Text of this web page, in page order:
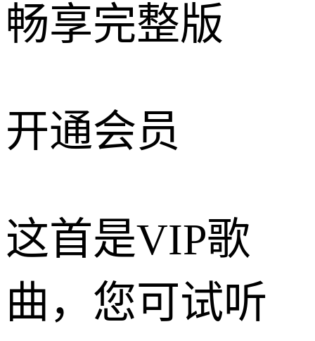
畅享完整版
开通会员
这首是VIP歌
曲，您可试听